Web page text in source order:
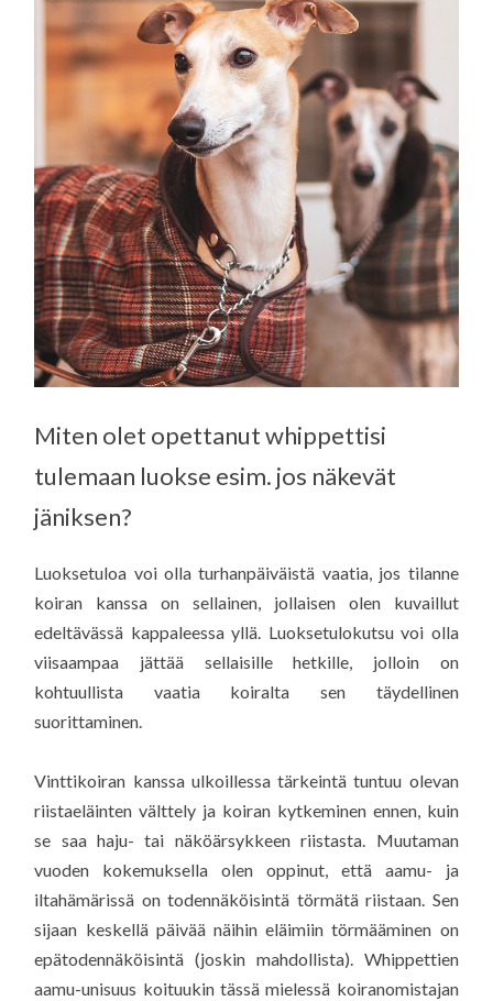
Miten olet opettanut whippettisi
tulemaan luokse esim. jos näkevät
jäniksen?
Luoksetuloa voi olla turhanpäiväistä vaatia, jos tilanne
koiran kanssa on sellainen, jollaisen olen kuvaillut
edeltävässä kappaleessa yllä. Luoksetulokutsu voi olla
viisaampaa jättää sellaisille hetkille, jolloin on
kohtuullista vaatia koiralta sen täydellinen
suorittaminen.
Vinttikoiran kanssa ulkoillessa tärkeintä tuntuu olevan
riistaeläinten välttely ja koiran kytkeminen ennen, kuin
se saa haju- tai näköärsykkeen riistasta. Muutaman
vuoden kokemuksella olen oppinut, että aamu- ja
iltahämärissä on todennäköisintä törmätä riistaan. Sen
sijaan keskellä päivää näihin eläimiin törmääminen on
epätodennäköisintä (joskin mahdollista). Whippettien
aamu-unisuus koituukin tässä mielessä koiranomistajan